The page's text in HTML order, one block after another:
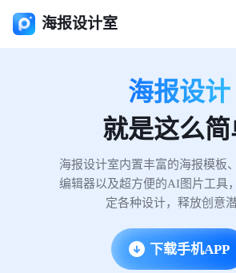
海报设计室
海报设计
就是这么
海报设计室内置丰富的海报模板
编辑器以及超方便的AI图片工具
定各种设计，释放创意
下载手机APP